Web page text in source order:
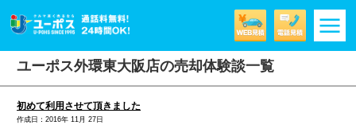
ユーポス外環東大阪店の売却体験談一覧
初めて利用させて頂きました
作成日：2016年 11月 27日